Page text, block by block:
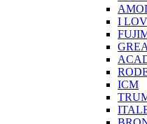
I
ICM